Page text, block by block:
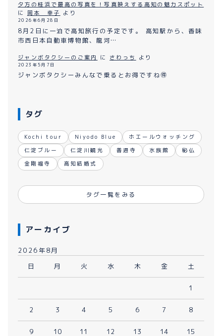
夕方の桂浜で最高の写真を！写真映えする高知の魅力スポット
に 岡本 幸子 より
2026年6月28日
8月2日に一泊で高知旅行の予定です。 高知駅から、香味
市西日本自動車博物館、龍河…
ジャンボタクシーのご案内 に さわっち より
2023年5月7日
ジャンボタクシーみんなで乗るとお得ですね🉐
タグ
Kochi tour Niyodo Blue
ホエールウォッチング
仁淀ブルー
仁淀川観光 善通寺 水族館
秘仏
金剛福寺
高知結婚式
タグ一覧をみる
アーカイブ
2026年8月
日
月 火 水 木 金 土
1
2 3 4 5 6 7 8
9 10 11 12 13 14 15